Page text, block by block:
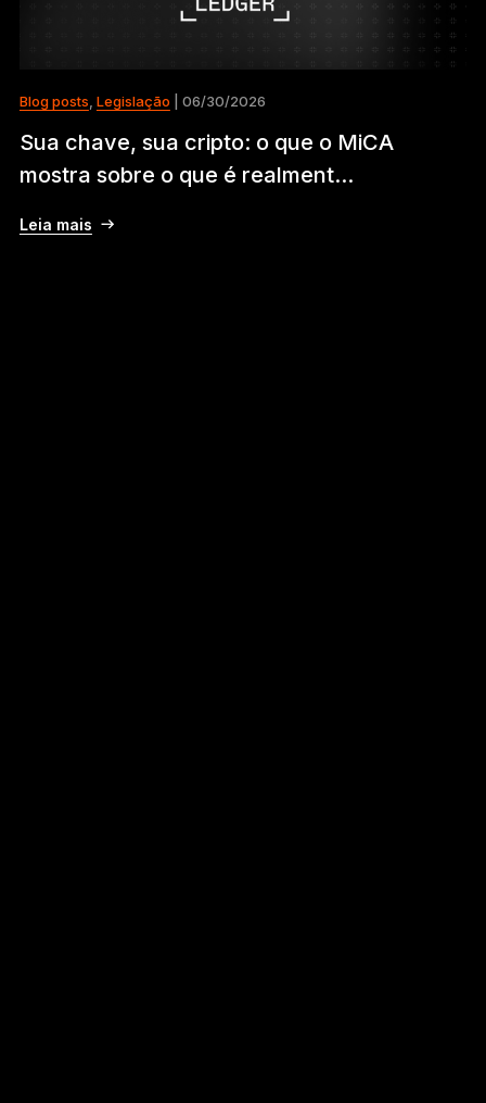
Blog posts, Legislação | 06/30/2026
Sua chave, sua cripto: o que o MiCA
mostra sobre o que é realment...
Leia mais